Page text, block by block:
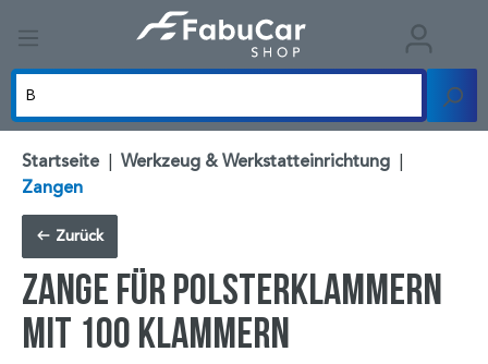
Startseite | Werkzeug & Werkstatteinrichtung |
Zangen
Zurück
Zange für Polsterklammern
mit 100 Klammern